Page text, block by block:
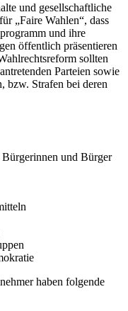
und gesellschaftliche
„Faire Wahlen“, dass
und ihre
öffentlich präsentieren
sollten
Parteien sowie
bzw. Strafen bei deren
Bürgerinnen und Bürger
haben folgende